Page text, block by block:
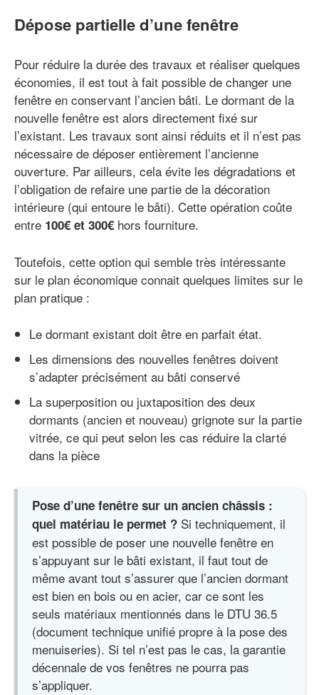
Dépose partielle d’une fenêtre
Pour réduire la durée des travaux et réaliser quelques
économies, il est tout à fait possible de changer une
fenêtre en conservant l’ancien bâti. Le dormant de la
nouvelle fenêtre est alors directement fixé sur
l’existant. Les travaux sont ainsi réduits et il n’est pas
nécessaire de déposer entièrement l’ancienne
ouverture. Par ailleurs, cela évite les dégradations et
l’obligation de refaire une partie de la décoration
intérieure (qui entoure le bâti). Cette opération coûte
entre 100€ et 300€ hors fourniture.
Toutefois, cette option qui semble très intéressante
sur le plan économique connait quelques limites sur le
plan pratique :
Le dormant existant doit être en parfait état.
Les dimensions des nouvelles fenêtres doivent
s’adapter précisément au bâti conservé
La superposition ou juxtaposition des deux
dormants (ancien et nouveau) grignote sur la partie
vitrée, ce qui peut selon les cas réduire la clarté
dans la pièce
Pose d’une fenêtre sur un ancien châssis :
quel matériau le permet ? Si techniquement, il
est possible de poser une nouvelle fenêtre en
s’appuyant sur le bâti existant, il faut tout de
même avant tout s’assurer que l’ancien dormant
est bien en bois ou en acier, car ce sont les
seuls matériaux mentionnés dans le DTU 36.5
(document technique unifié propre à la pose des
menuiseries). Si tel n’est pas le cas, la garantie
décennale de vos fenêtres ne pourra pas
s’appliquer.